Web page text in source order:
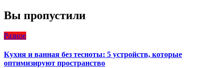
Вы пропустили
Разное
Кухня и ванная без тесноты: 5 устройств, которые
оптимизируют пространство